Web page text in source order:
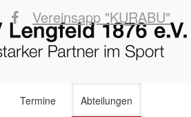
Vereinsapp "KURABU"
Termine Abteilungen